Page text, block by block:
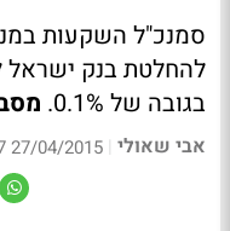
סמנכ"ל השקעות
להחלטת בנק
בגובה של 0.1%.
אבי שאולי |
27/04/2015 16:57